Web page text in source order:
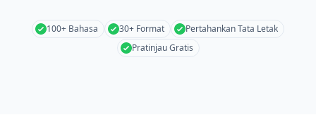
100+ Bahasa 30+ Format
Pertahankan Tata Letak
Pratinjau Gratis